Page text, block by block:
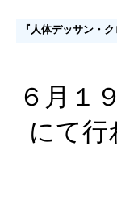
『人体デッサン・
６月１
にて